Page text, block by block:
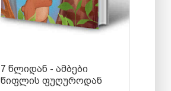
7 წლიდან - ამბები
წიფლის ფუღუროდან